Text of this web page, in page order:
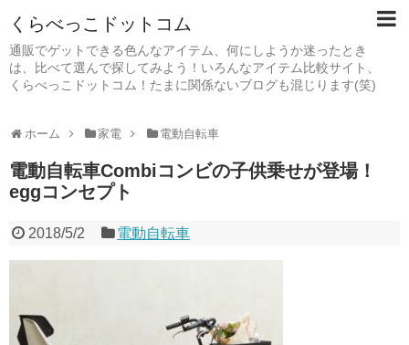
くらべっこドットコム
通販でゲットできる色んなアイテム、何にしようか迷ったとき
は、比べて選んで探してみよう！いろんなアイテム比較サイト、
くらべっこドットコム！たまに関係ないブログも混じります(笑)
ホーム 家電 電動自転車
電動自転車Combiコンビの子供乗せが登場！
eggコンセプト
2018/5/2 電動自転車